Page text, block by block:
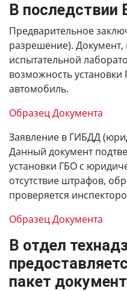
В последствии
Предварительное
разрешение). Документ,
испытательной
возможность
автомобиль.
Образец Документа
Заявление в ГИБДД
Данный документ
установки ГБО с
отсутствие штрафов,
проверяется
Образец Документа
В отдел
пакет